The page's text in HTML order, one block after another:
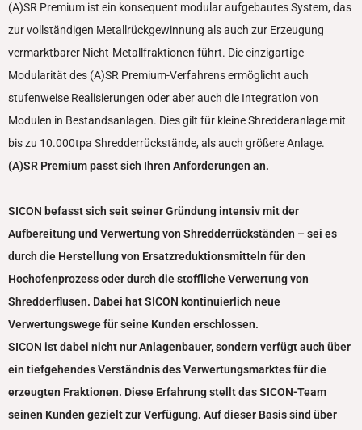
(A)SR Premium ist ein konsequent modular aufgebautes System, das
zur vollständigen Metallrückgewinnung als auch zur Erzeugung
vermarktbarer Nicht-Metallfraktionen führt. Die einzigartige
Modularität des (A)SR Premium-Verfahrens ermöglicht auch
stufenweise Realisierungen oder aber auch die Integration von
Modulen in Bestandsanlagen. Dies gilt für kleine Shredderanlage mit
bis zu 10.000tpa Shredderrückstände, als auch größere Anlage.
(A)SR Premium passt sich Ihren Anforderungen an.
SICON befasst sich seit seiner Gründung intensiv mit der
Aufbereitung und Verwertung von Shredderrückständen – sei es
durch die Herstellung von Ersatzreduktionsmitteln für den
Hochofenprozess oder durch die stoffliche Verwertung von
Shredderflusen. Dabei hat SICON kontinuierlich neue
Verwertungswege für seine Kunden erschlossen.
SICON ist dabei nicht nur Anlagenbauer, sondern verfügt auch über
ein tiefgehendes Verständnis des Verwertungsmarktes für die
erzeugten Fraktionen. Diese Erfahrung stellt das SICON-Team
seinen Kunden gezielt zur Verfügung. Auf dieser Basis sind über